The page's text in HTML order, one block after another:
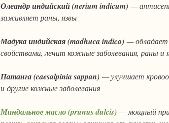
Олеандр индийский(nerium indicum) —
заживляет раны, язвы
Мадука индийская(madhuca indica) —
свойствами, лечит кожные заболевания, раны и
Патанга(caesalpinia sappan) — улучшает
и другие кожные заболевания
Миндальное масло(prunus dulcis) — мощный